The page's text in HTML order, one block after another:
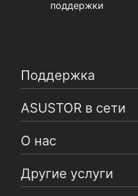
поддержки
Поддержка
ASUSTOR в сети
О нас
Другие услуги